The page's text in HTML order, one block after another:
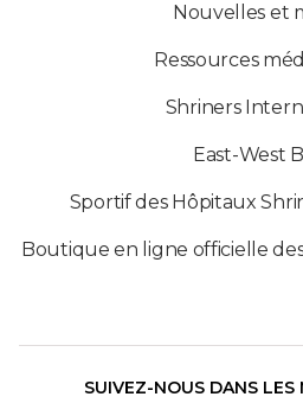
Nouvelles et
Ressources
Shriners
East-West
Sportif des Hôpitaux
Boutique en ligne officielle
SUIVEZ-NOUS DANS LES